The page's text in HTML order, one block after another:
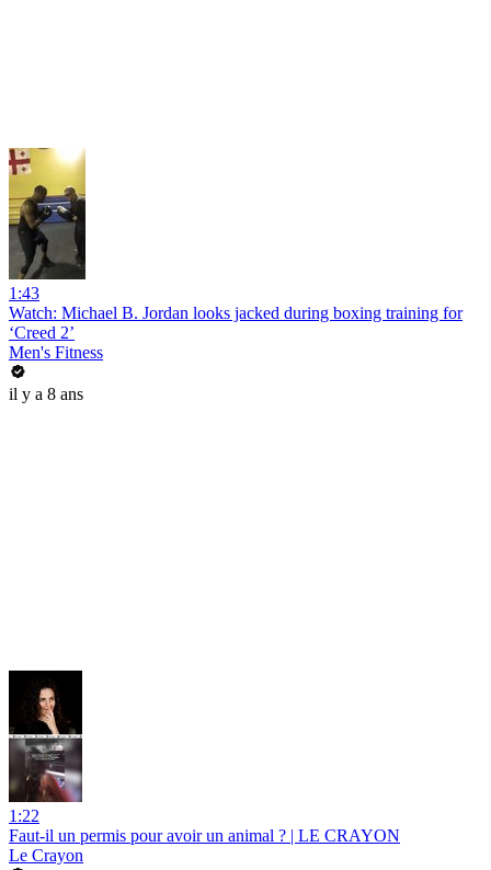
1:43
Watch: Michael B. Jordan looks jacked during boxing training for
‘Creed 2’
Men's Fitness
il y a 8 ans
1:22
Faut-il un permis pour avoir un animal ? | LE CRAYON
Le Crayon